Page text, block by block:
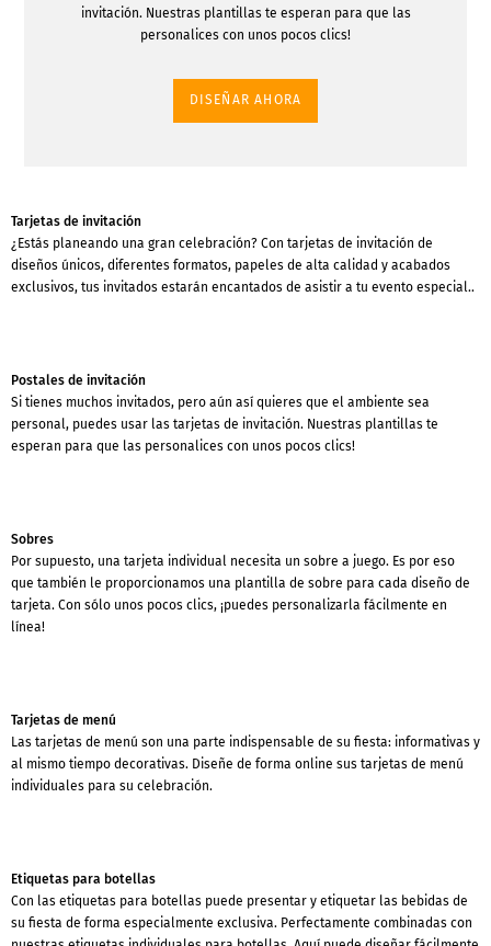
invitación. Nuestras plantillas te esperan para que las
personalices con unos pocos clics!
DISEÑAR AHORA
Tarjetas de invitación
¿Estás planeando una gran celebración? Con tarjetas de invitación de
diseños únicos, diferentes formatos, papeles de alta calidad y acabados
exclusivos, tus invitados estarán encantados de asistir a tu evento especial..
Postales de invitación
Si tienes muchos invitados, pero aún así quieres que el ambiente sea
personal, puedes usar las tarjetas de invitación. Nuestras plantillas te
esperan para que las personalices con unos pocos clics!
Sobres
Por supuesto, una tarjeta individual necesita un sobre a juego. Es por eso
que también le proporcionamos una plantilla de sobre para cada diseño de
tarjeta. Con sólo unos pocos clics, ¡puedes personalizarla fácilmente en
línea!
Tarjetas de menú
Las tarjetas de menú son una parte indispensable de su fiesta: informativas y
al mismo tiempo decorativas. Diseñe de forma online sus tarjetas de menú
individuales para su celebración.
Etiquetas para botellas
Con las etiquetas para botellas puede presentar y etiquetar las bebidas de
su fiesta de forma especialmente exclusiva. Perfectamente combinadas con